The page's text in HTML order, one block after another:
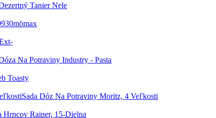
Tanier Nele
Na Potraviny Industry - Pasta
Toasty
Sada Dóz Na Potraviny Moritz, 4 Veľkosti
Hrncov Rainer, 15-Dielna